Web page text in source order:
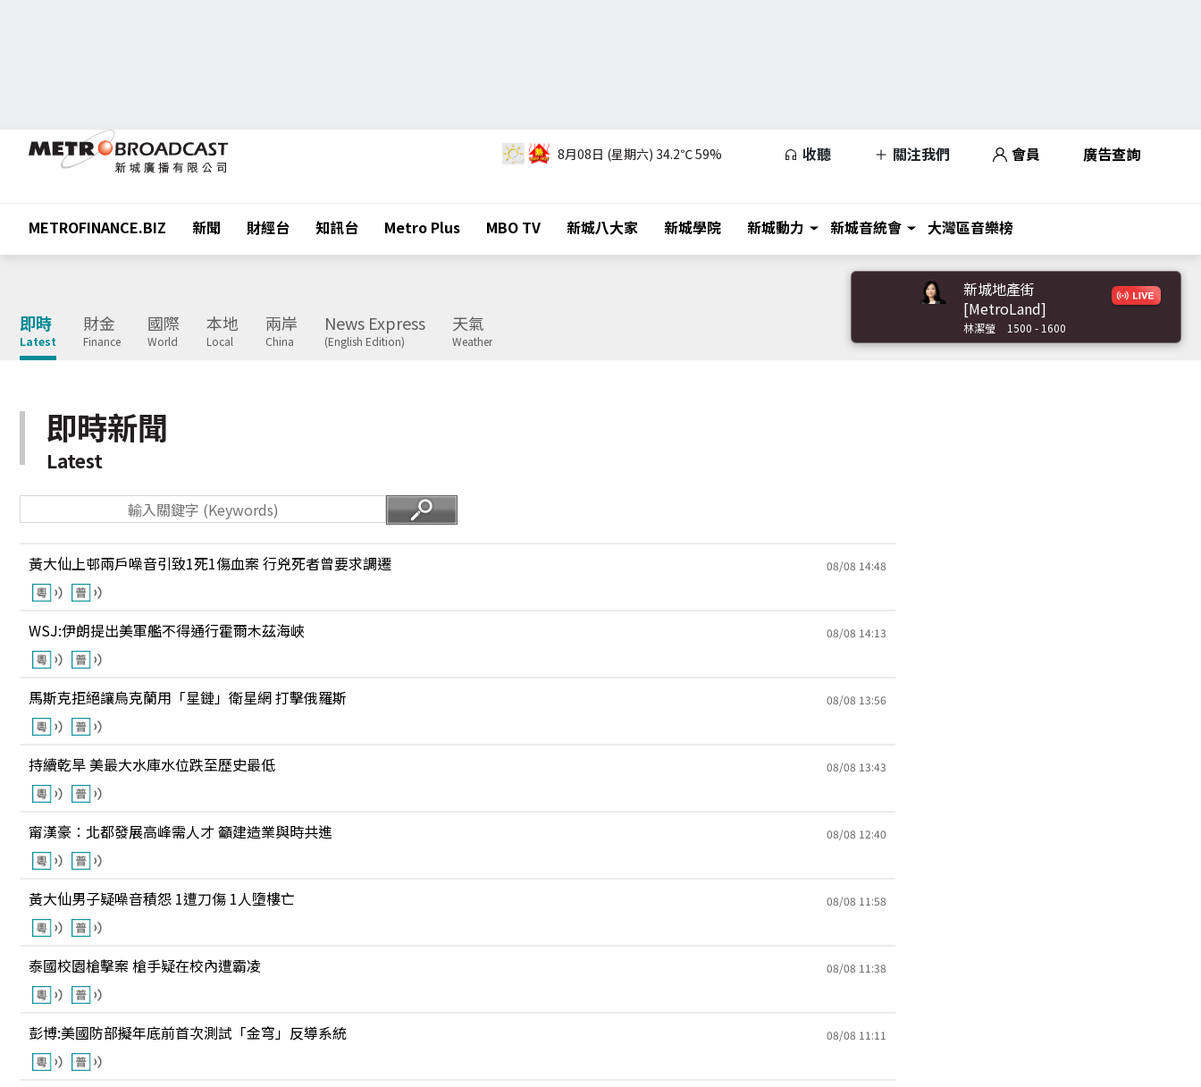
8月08日 (星期六) 34.2℃59% 收聽 關注我們 會員 廣告查詢
METROFINANCE.BIZ 新聞 財經台 知訊台 Metro Plus MBO TV 新城八大家 新城學院 新城動力 新城音統會 大灣區音樂榜
即時
Latest
財金
Finance
國際
World
本地
Local
兩岸
China
News Express
(English Edition)
天氣
Weather
新城地產街
[MetroLand]
林潔瑩 1500 - 1600
即時新聞
Latest
黃大仙上邨兩戶噪音引致1死1傷血案 行兇死者曾要求調遷 08/08 14:48
WSJ:伊朗提出美軍艦不得通行霍爾木茲海峽 08/08 14:13
馬斯克拒絕讓烏克蘭用「星鏈」衛星網 打擊俄羅斯 08/08 13:56
持續乾旱 美最大水庫水位跌至歷史最低 08/08 13:43
甯漢豪：北都發展高峰需人才 籲建造業與時共進 08/08 12:40
黃大仙男子疑噪音積怨 1遭刀傷 1人墮樓亡 08/08 11:58
泰國校園槍擊案 槍手疑在校內遭霸凌 08/08 11:38
彭博:美國防部擬年底前首次測試「金穹」反導系統 08/08 11:11